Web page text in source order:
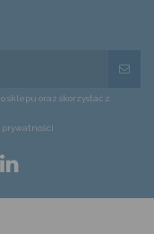
sklepu oraz skorzystać z